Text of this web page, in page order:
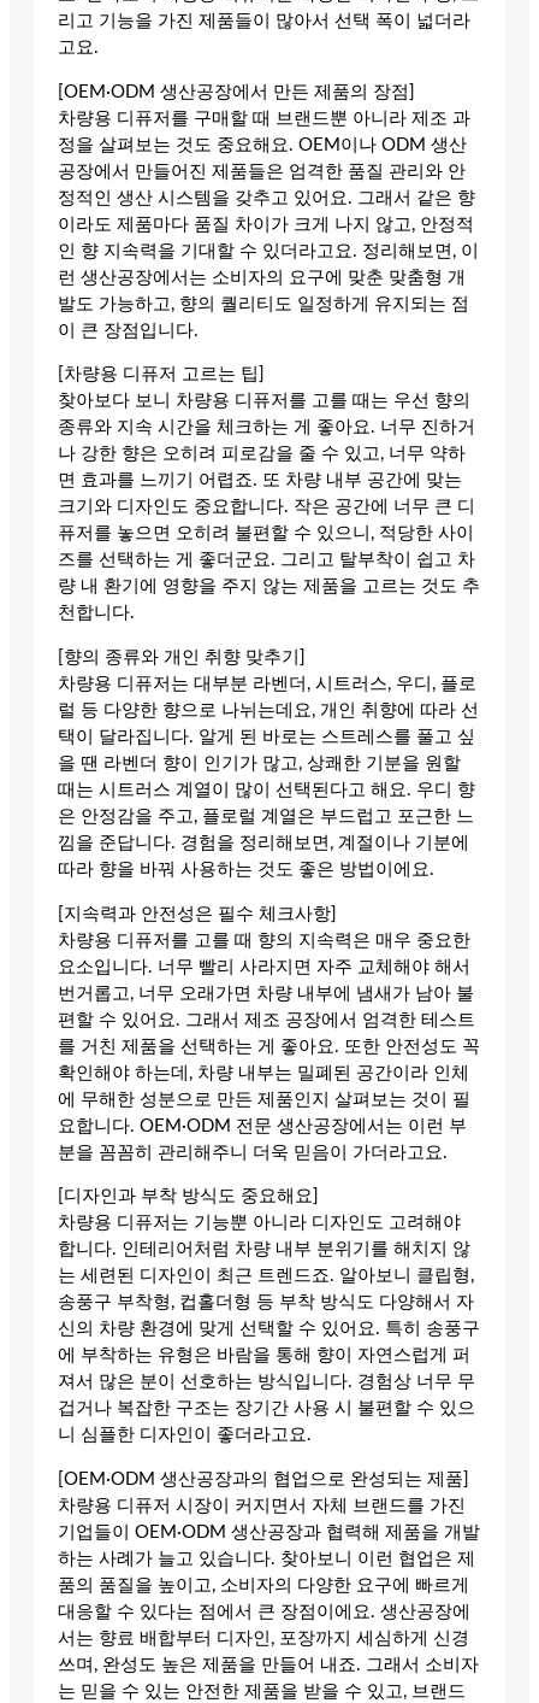
리고 기능을 가진 제품들이 많아서 선택 폭이 넓더라
고요.
[OEM·ODM 생산공장에서 만든 제품의 장점]
차량용 디퓨저를 구매할 때 브랜드뿐 아니라 제조 과
정을 살펴보는 것도 중요해요. OEM이나 ODM 생산
공장에서 만들어진 제품들은 엄격한 품질 관리와 안
정적인 생산 시스템을 갖추고 있어요. 그래서 같은 향
이라도 제품마다 품질 차이가 크게 나지 않고, 안정적
인 향 지속력을 기대할 수 있더라고요. 정리해보면, 이
런 생산공장에서는 소비자의 요구에 맞춘 맞춤형 개
발도 가능하고, 향의 퀄리티도 일정하게 유지되는 점
이 큰 장점입니다.
[차량용 디퓨저 고르는 팁]
찾아보다 보니 차량용 디퓨저를 고를 때는 우선 향의
종류와 지속 시간을 체크하는 게 좋아요. 너무 진하거
나 강한 향은 오히려 피로감을 줄 수 있고, 너무 약하
면 효과를 느끼기 어렵죠. 또 차량 내부 공간에 맞는
크기와 디자인도 중요합니다. 작은 공간에 너무 큰 디
퓨저를 놓으면 오히려 불편할 수 있으니, 적당한 사이
즈를 선택하는 게 좋더군요. 그리고 탈부착이 쉽고 차
량 내 환기에 영향을 주지 않는 제품을 고르는 것도 추
천합니다.
[향의 종류와 개인 취향 맞추기]
차량용 디퓨저는 대부분 라벤더, 시트러스, 우디, 플로
럴 등 다양한 향으로 나뉘는데요, 개인 취향에 따라 선
택이 달라집니다. 알게 된 바로는 스트레스를 풀고 싶
을 땐 라벤더 향이 인기가 많고, 상쾌한 기분을 원할
때는 시트러스 계열이 많이 선택된다고 해요. 우디 향
은 안정감을 주고, 플로럴 계열은 부드럽고 포근한 느
낌을 준답니다. 경험을 정리해보면, 계절이나 기분에
따라 향을 바꿔 사용하는 것도 좋은 방법이에요.
[지속력과 안전성은 필수 체크사항]
차량용 디퓨저를 고를 때 향의 지속력은 매우 중요한
요소입니다. 너무 빨리 사라지면 자주 교체해야 해서
번거롭고, 너무 오래가면 차량 내부에 냄새가 남아 불
편할 수 있어요. 그래서 제조 공장에서 엄격한 테스트
를 거친 제품을 선택하는 게 좋아요. 또한 안전성도 꼭
확인해야 하는데, 차량 내부는 밀폐된 공간이라 인체
에 무해한 성분으로 만든 제품인지 살펴보는 것이 필
요합니다. OEM·ODM 전문 생산공장에서는 이런 부
분을 꼼꼼히 관리해주니 더욱 믿음이 가더라고요.
[디자인과 부착 방식도 중요해요]
차량용 디퓨저는 기능뿐 아니라 디자인도 고려해야
합니다. 인테리어처럼 차량 내부 분위기를 해치지 않
는 세련된 디자인이 최근 트렌드죠. 알아보니 클립형,
송풍구 부착형, 컵홀더형 등 부착 방식도 다양해서 자
신의 차량 환경에 맞게 선택할 수 있어요. 특히 송풍구
에 부착하는 유형은 바람을 통해 향이 자연스럽게 퍼
져서 많은 분이 선호하는 방식입니다. 경험상 너무 무
겁거나 복잡한 구조는 장기간 사용 시 불편할 수 있으
니 심플한 디자인이 좋더라고요.
[OEM·ODM 생산공장과의 협업으로 완성되는 제품]
차량용 디퓨저 시장이 커지면서 자체 브랜드를 가진
기업들이 OEM·ODM 생산공장과 협력해 제품을 개발
하는 사례가 늘고 있습니다. 찾아보니 이런 협업은 제
품의 품질을 높이고, 소비자의 다양한 요구에 빠르게
대응할 수 있다는 점에서 큰 장점이에요. 생산공장에
서는 향료 배합부터 디자인, 포장까지 세심하게 신경
쓰며, 완성도 높은 제품을 만들어 내죠. 그래서 소비자
는 믿을 수 있는 안전한 제품을 받을 수 있고, 브랜드